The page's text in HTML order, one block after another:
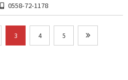
0558-72-1178
3 4 5